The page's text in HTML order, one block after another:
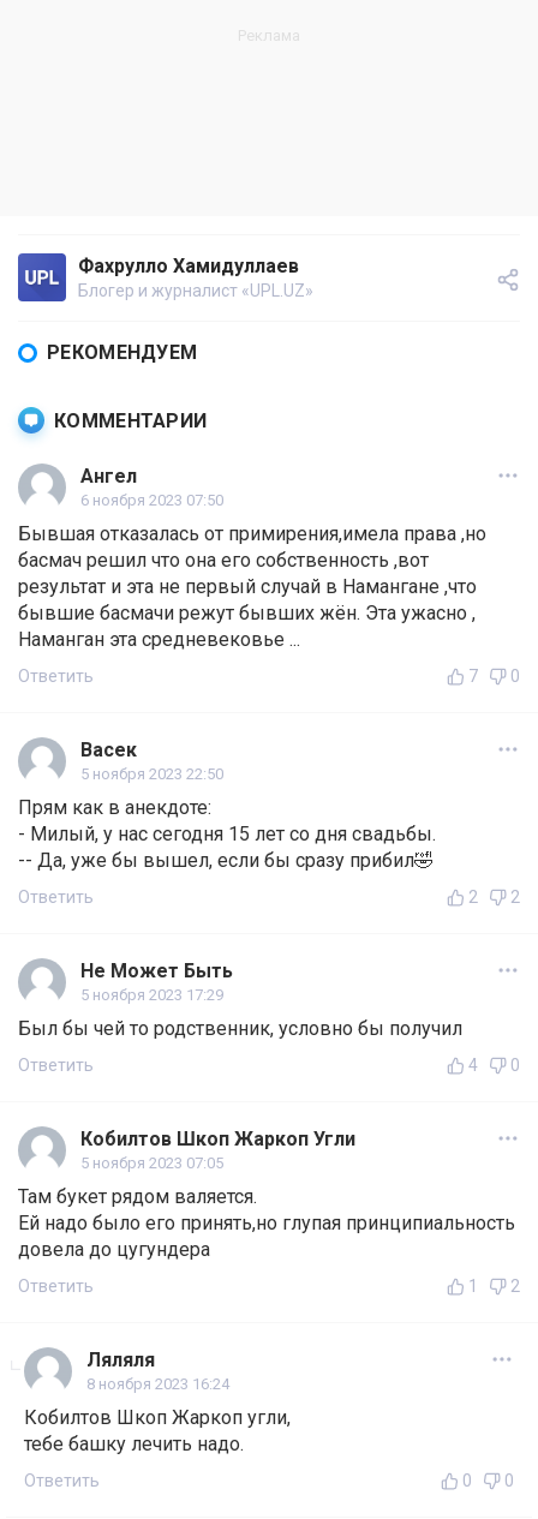
Фахрулло Хамидуллаев
Блогер и журналист «UPL.UZ»
РЕКОМЕНДУЕМ
КОММЕНТАРИИ
Ангел
6 ноября 2023 07:50
Бывшая отказалась от примирения,имела права ,но
басмач решил что она его собственность ,вот
результат и эта не первый случай в Намангане ,что
бывшие басмачи режут бывших жён. Эта ужасно ,
Наманган эта средневековье ...
Ответить 7 0
Васек
5 ноября 2023 22:50
Прям как в анекдоте:
- Милый, у нас сегодня 15 лет со дня свадьбы.
-- Да, уже бы вышел, если бы сразу прибил🤣
Ответить 2 2
Не Может Быть
5 ноября 2023 17:29
Был бы чей то родственник, условно бы получил
Ответить 4 0
Кобилтов Шкоп Жаркоп Угли
5 ноября 2023 07:05
Там букет рядом валяется.
Ей надо было его принять,но глупая принципиальность
довела до цугундера
Ответить 1 2
Ляляля
8 ноября 2023 16:24
Кобилтов Шкоп Жаркоп угли,
тебе башку лечить надо.
Ответить 0 0